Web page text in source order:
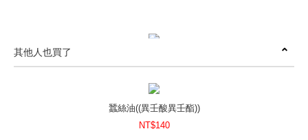
USD63.08)
其他人也買了
蠶絲油((異壬酸異壬酯))
NT$140